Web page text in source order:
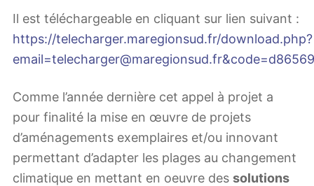
Il est téléchargeable en cliquant sur lien suivant :
https://telecharger.maregionsud.fr/download.php?
Comme l’année dernière cet appel à projet a
pour finalité la mise en œuvre de projets
d’aménagements exemplaires et/ou innovant
permettant d’adapter les plages au changement
climatique en mettant en oeuvre des solutions